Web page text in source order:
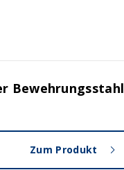
Bewehrungsstahl
Zum Produkt